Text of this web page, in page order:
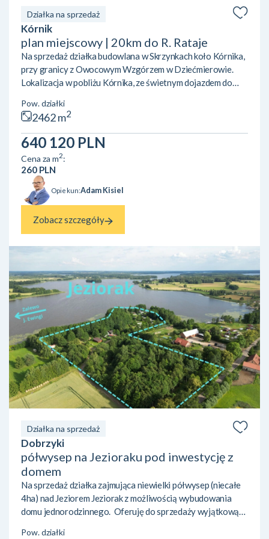
Działka na sprzedaż
Kórnik
plan miejscowy | 20km do R. Rataje
Na sprzedaż działka budowlana w Skrzynkach koło Kórnika,
przy granicy z Owocowym Wzgórzem w Dziećmierowie.
Lokalizacja w pobliżu Kórnika, ze świetnym dojazdem do
(Skrzyneckie Małe i Duże, Kórnickie) oraz tereny zielone.
Działka jest świeżo wydzielono i znajduje się na terenie
objętym mpzp, z przeznaczeniem pod zabudowę
jednorodzinną lub usługową. poniżej fragment planu: jeden
budynek mieszkalny jednorodzinny, usługowy lub
mieszkalno-usługo...
Pow. działki
2462 m2
640 120 PLN
Cena za m2:
260 PLN
Opiekun:Adam Kisiel
Zobacz szczegóły
Działka na sprzedaż
Dobrzyki
półwysep na Jezioraku pod inwestycję z
domem
Na sprzedaż działka zajmująca niewielki półwysep (niecałe
4ha) nad Jeziorem Jeziorak z możliwością wybudowania
domu jednorodzinnego. Oferuję do sprzedaży wyjątkową
Pow. działki